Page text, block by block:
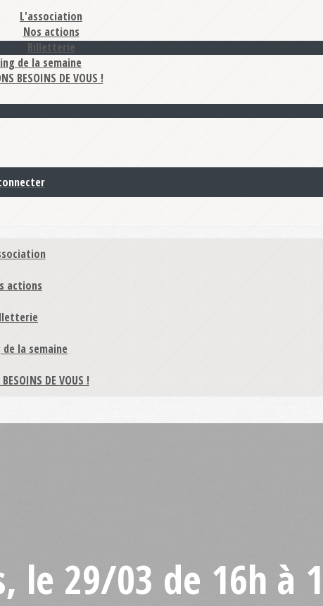
L'association
Nos actions
Billetterie
de la semaine
BESOINS DE VOUS !
actions
de la semaine
DE VOUS !
le 29/03 de 16h à